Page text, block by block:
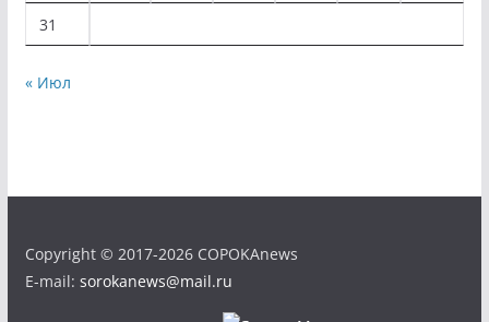
31
« Июл
Copyright © 2017-2026 COPOKAnews
E-mail: sorokanews@mail.ru